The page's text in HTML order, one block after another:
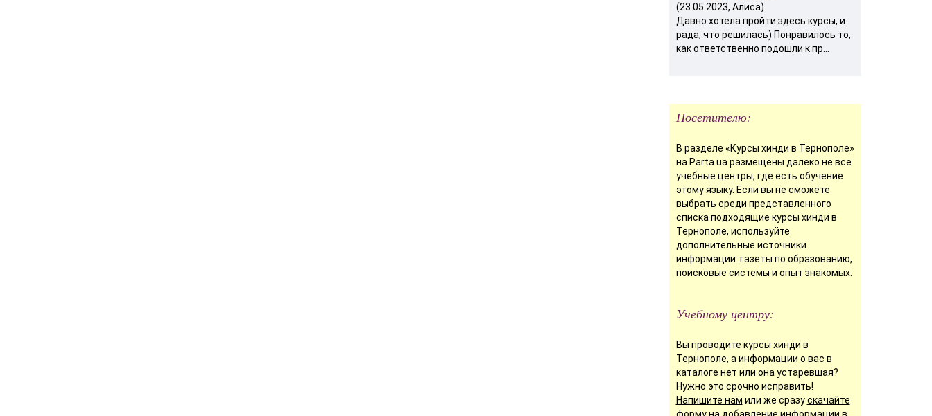
(23.05.2023, Алиса)
Давно хотела пройти здесь курсы, и
рада, что решилась) Понравилось то,
как ответственно подошли к пр...
Посетителю:
В разделе «Курсы хинди в Тернополе»
на Parta.ua размещены далеко не все
учебные центры, где есть обучение
этому языку. Если вы не сможете
выбрать среди представленного
списка подходящие курсы хинди в
Тернополе, используйте
дополнительные источники
информации: газеты по образованию,
поисковые системы и опыт знакомых.
Учебному центру:
Вы проводите курсы хинди в
Тернополе, а информации о вас в
каталоге нет или она устаревшая?
Нужно это срочно исправить!
Напишите нам или же сразускачайте